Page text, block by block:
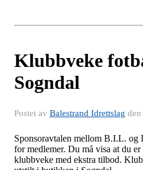
Klubbveke
Sogndal
Postet av Balestrand Idrettslag den
Sponsoravtalen mellom B.I.L. og
for medlemer. Du må visa at du
klubbveke med ekstra tilbod.